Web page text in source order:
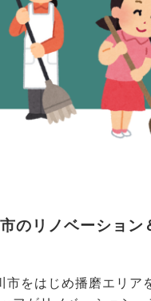
のリノベーション
市をはじめ播磨エリア